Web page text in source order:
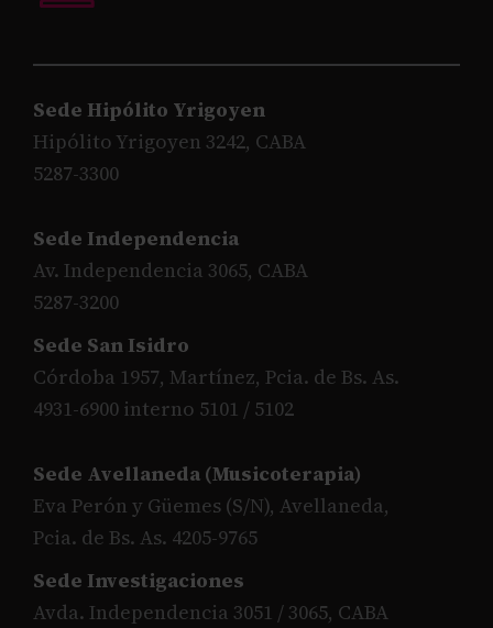
Sede Hipólito Yrigoyen
Hipólito Yrigoyen 3242, CABA
5287-3300
Sede Independencia
Av. Independencia 3065, CABA
5287-3200
Sede San Isidro
Córdoba 1957, Martínez, Pcia. de Bs. As.
4931-6900 interno 5101 / 5102
Sede Avellaneda (Musicoterapia)
Eva Perón y Güemes (S/N), Avellaneda,
Pcia. de Bs. As. 4205-9765
Sede Investigaciones
Avda. Independencia 3051 / 3065, CABA